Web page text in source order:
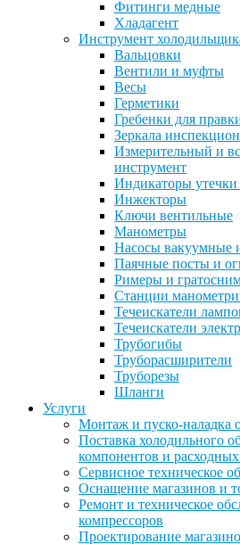
Фитинги медные
Хладагент
Инструмент
Вальцовки
Вентили и муфты
Весы
Герметики
Гребенки для
Зеркала
Измерительный и
инструмент
Индикаторы
Инжекторы
Ключи вентильные
Манометры
Насосы вакуумные
Паячные посты и
Римеры и
Станции
Течеискатели
Течеискатели
Трубогибы
Труборасширители
Труборезы
Шланги
Услуги
Монтаж и пуско-наладка
Поставка холодильного
компонентов и
Сервисное техническое
Оснащение магазинов и
Ремонт и техническое
компрессоров
Проектирование